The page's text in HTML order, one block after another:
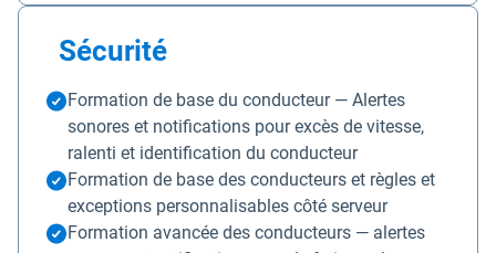
Sécurité
Formation de base du conducteur — Alertes
sonores et notifications pour excès de vitesse,
ralenti et identification du conducteur
Formation de base des conducteurs et règles et
exceptions personnalisables côté serveur
Formation avancée des conducteurs — alertes